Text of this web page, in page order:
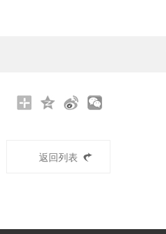
返回列表